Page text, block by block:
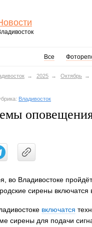
Все
2025 Октябрь
Владивосток
во Владивостоке
сирены
включатся
сирены для подачи